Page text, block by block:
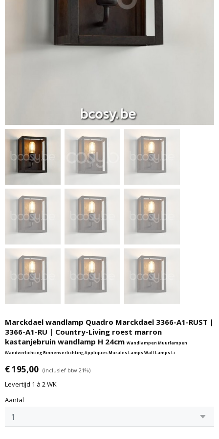
Marckdael wandlamp Quadro Marckdael 3366-A1-RUST |
3366-A1-RU | Country-Living roest marron
kastanjebruin wandlamp H 24cm Wandlampen Muurlampen
Wandverlichting Binnenverlichting Appliques Murales Lamps Wall Lamps Li
€ 195,00 (inclusief btw 21%)
Levertijd 1 à 2 WK
Aantal